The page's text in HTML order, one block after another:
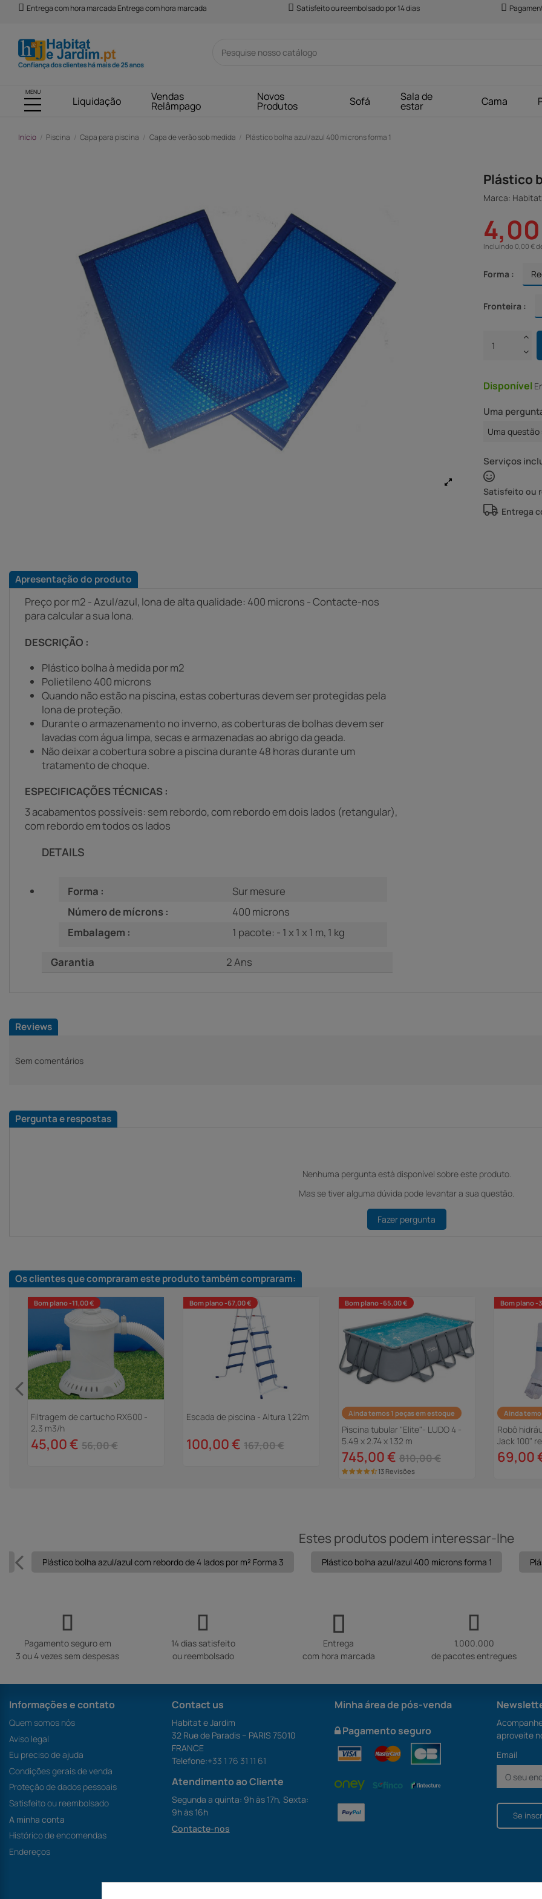
Entrega com hora marcada Entrega com hora marcada Satisfeito ou reembolsado por 14 dias
MENU
Liquidação Vendas
Relâmpago
Novos
Produtos Sofá Sala de
estar Cama
Início Piscina Capa para piscina Capa de verão sob medida Plástico bolha azul/azul 400 microns forma 1
Plástico
Marca:
Incluindo 0,00 €
Forma :
Fronteira :
Disponível
Uma
Uma
Serviços
Satisfeito ou
Entrega
Apresentação do produto
Preço por m2 - Azul/azul, lona de alta qualidade: 400 microns - Contacte-nos
para calcular a sua lona.
DESCRIÇÃO :
Plástico bolha à medida por m2
Polietileno 400 microns
Quando não estão na piscina, estas coberturas devem ser protegidas pela
lona de proteção.
Durante o armazenamento no inverno, as coberturas de bolhas devem ser
lavadas com água limpa, secas e armazenadas ao abrigo da geada.
Não deixar a cobertura sobre a piscina durante 48 horas durante um
tratamento de choque.
ESPECIFICAÇÕES TÉCNICAS :
3 acabamentos possíveis: sem rebordo, com rebordo em dois lados (retangular),
com rebordo em todos os lados
DETAILS
Forma :
Sur mesure
Número de mícrons :
400 microns
Embalagem :
1 pacote: - 1 x 1 x 1 m, 1 kg
Garantia 2 Ans
Reviews
Sem comentários
Pergunta e respostas
Nenhuma pergunta está disponível sobre este produto.
Mas se tiver alguma dúvida pode levantar a sua questão.
Fazer pergunta
Os clientes que compraram este produto também compraram:
Bom plano -11,00 €
Filtragem de cartucho RX600 -
2,3 m3/h
45,00 € 56,00 €
Bom plano -67,00 €
Escada de piscina - Altura 1,22m
100,00 € 167,00 €
Bom plano -65,00 €
Ainda temos 1 peças em estoque
Piscina tubular "Elite"- LUDO 4 -
5.49 x 2.74 x 1.32 m
745,00 € 810,00 €
13 Revisões
Bom plano -
Ainda
Robô
Jack 100"
69,00
Estes produtos podem interessar-lhe
Plástico bolha azul/azul com rebordo de 4 lados por m² Forma 3 Plástico bolha azul/azul 400 microns forma 1
Pagamento seguro em
3 ou 4 vezes sem despesas
14 dias satisfeito
ou reembolsado
Entrega
com hora marcada
1.000.000
de pacotes entregues
Informações e contato
Quem somos nós
Aviso legal
Eu preciso de ajuda
Condições gerais de venda
Proteção de dados pessoais
Satisfeito ou reembolsado
A minha conta
Histórico de encomendas
Endereços
Contact us
Habitat e Jardim
32 Rue de Paradis – PARIS 75010
FRANCE
Telefone:+33 1 76 31 11 61
Atendimento ao Cliente
Segunda a quinta: 9h às 17h, Sexta:
9h às 16h
Contacte-nos
Minha área de pós-venda
Pagamento seguro
aproveite
Email
Se